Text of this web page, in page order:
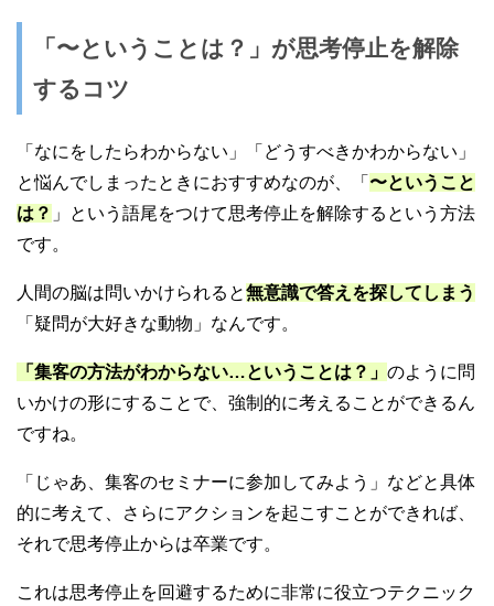
「〜ということは？」が思考停止を解除
するコツ
「なにをしたらわからない」「どうすべきかわからない」
と悩んでしまったときにおすすめなのが、「 〜ということ
は？ 」という語尾をつけて思考停止を解除するという方法
です。
人間の脳は問いかけられると無意識で答えを探してしまう
「疑問が大好きな動物」なんです。
「集客の方法がわからない…ということは？」 のように問
いかけの形にすることで、強制的に考えることができるん
ですね。
「じゃあ、集客のセミナーに参加してみよう」などと具体
的に考えて、さらにアクションを起こすことができれば、
それで思考停止からは卒業です。
これは思考停止を回避するために非常に役立つテクニック